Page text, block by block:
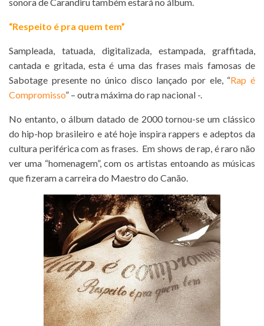
sonora de Carandiru também estará no álbum.
“Respeito é pra quem tem”
Sampleada, tatuada, digitalizada, estampada, graffitada,
cantada e gritada, esta é uma das frases mais famosas de
Sabotage presente no único disco lançado por ele, “Rap é
Compromisso” – outra máxima do rap nacional -.
No entanto, o álbum datado de 2000 tornou-se um clássico
do hip-hop brasileiro e até hoje inspira rappers e adeptos da
cultura periférica com as frases. Em shows de rap, é raro não
ver uma “homenagem”, com os artistas entoando as músicas
que fizeram a carreira do Maestro do Canão.